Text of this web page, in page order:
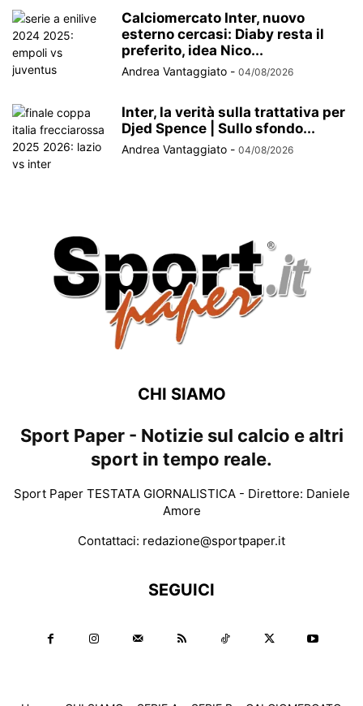
Calciomercato Inter, nuovo
esterno cercasi: Diaby resta il
preferito, idea Nico...
Andrea Vantaggiato - 04/08/2026
Inter, la verità sulla trattativa per
Djed Spence | Sullo sfondo...
Andrea Vantaggiato - 04/08/2026
CHI SIAMO
Sport Paper - Notizie sul calcio e altri
sport in tempo reale.
Sport Paper TESTATA GIORNALISTICA - Direttore: Daniele
Amore
Contattaci: redazione@sportpaper.it
SEGUICI